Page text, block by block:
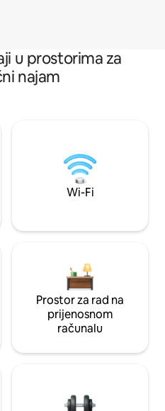
u prostorima za
najam
Wi-Fi
Prostor za rad na
prijenosnom
računalu